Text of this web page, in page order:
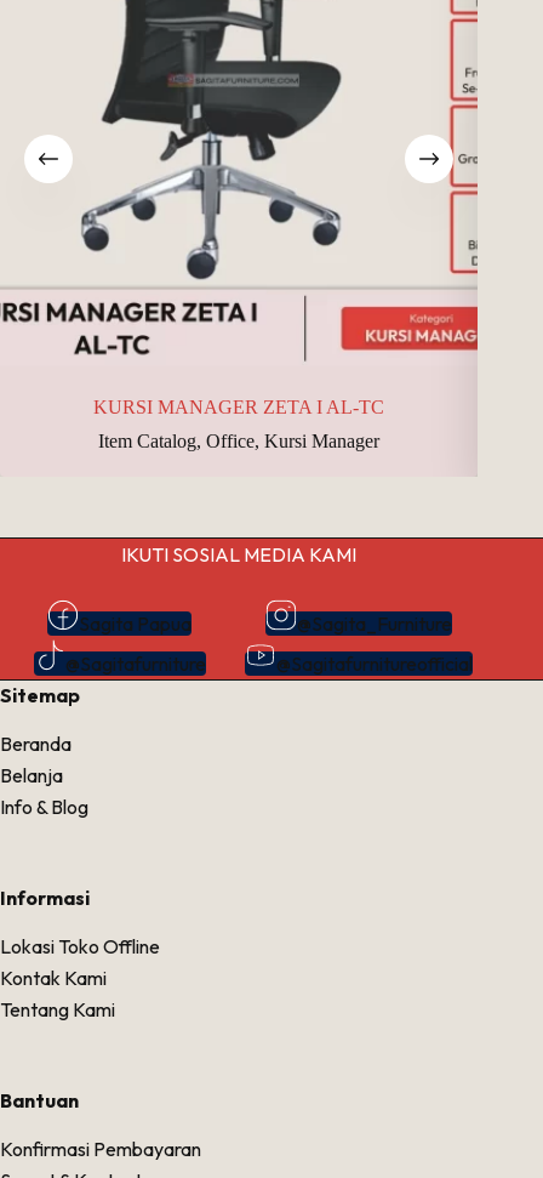
KURSI MANAGER ZETA I AL-TC
Item Catalog,Office,Kursi Manager
IKUTI SOSIAL MEDIA KAMI
Sagita Papua
@Sagita_Furniture
@Sagitafurniture
@Sagitafurnitureofficial
Sitemap
Beranda
Belanja
Info & Blog
Informasi
Lokasi Toko Offline
Kontak Kami
Tentang Kami
Bantuan
Konfirmasi Pembayaran